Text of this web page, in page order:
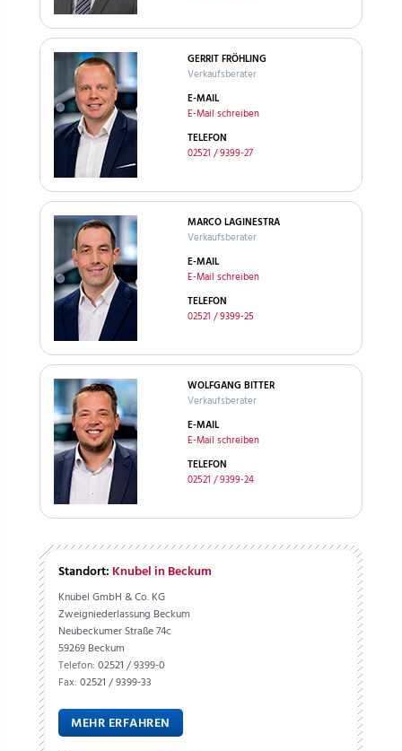
GERRIT FRÖHLING
Verkaufsberater
E-MAIL
E-Mail schreiben
TELEFON
02521 / 9399-27
MARCO LAGINESTRA
Verkaufsberater
E-MAIL
E-Mail schreiben
TELEFON
02521 / 9399-25
WOLFGANG BITTER
Verkaufsberater
E-MAIL
E-Mail schreiben
TELEFON
02521 / 9399-24
Standort: Knubel in Beckum
Knubel GmbH & Co. KG
Zweigniederlassung Beckum
Neubeckumer Straße 74c
59269 Beckum
Telefon: 02521 / 9399-0
Fax: 02521 / 9399-33
MEHR ERFAHREN